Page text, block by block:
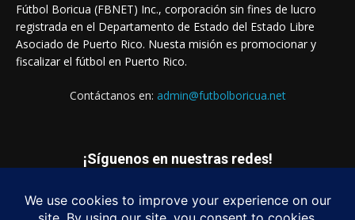
Fútbol Boricua (FBNET) Inc., corporación sin fines de lucro
registrada en el Departamento de Estado del Estado Libre
Asociado de Puerto Rico. Nuesta misión es promocionar y
fiscalizar el fútbol en Puerto Rico.
Contáctanos en: admin@futbolboricua.net
¡Síguenos en nuestras redes!